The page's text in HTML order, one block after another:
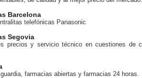
Barcelona
telefónicas Panasonic
Segovia
precios y servicio técnico en cuestiones de
farmacias abiertas y farmacias 24 horas.